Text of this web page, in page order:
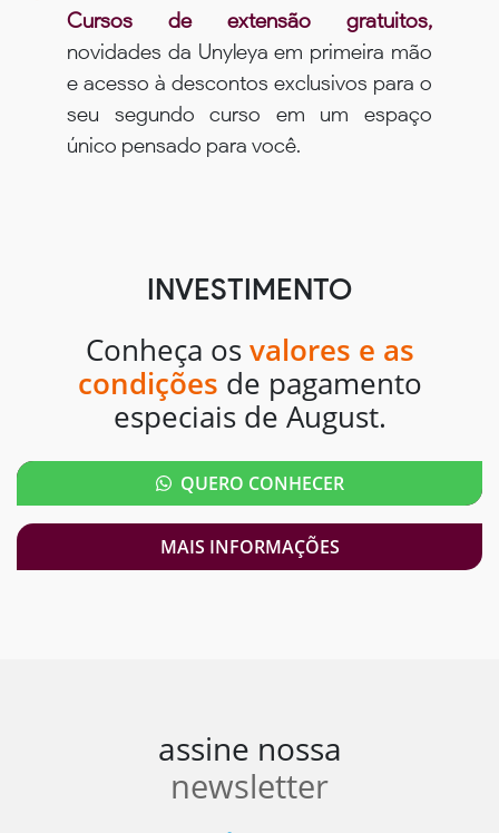
Cursos de extensão gratuitos,
novidades da Unyleya em primeira mão
e acesso à descontos exclusivos para o
seu segundo curso em um espaço
único pensado para você.
INVESTIMENTO
Conheça os valores e as
condições de pagamento
especiais de August.
QUERO CONHECER
MAIS INFORMAÇÕES
assine nossa
newsletter